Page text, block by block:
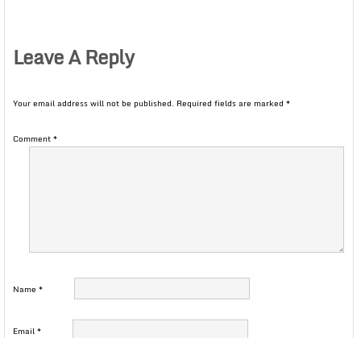
Leave A Reply
Your email address will not be published. Required fields are marked *
Comment*
Name *
Email*